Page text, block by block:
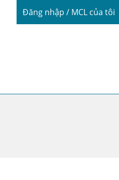
Login / My
Đăng nhập / MCL của tôi